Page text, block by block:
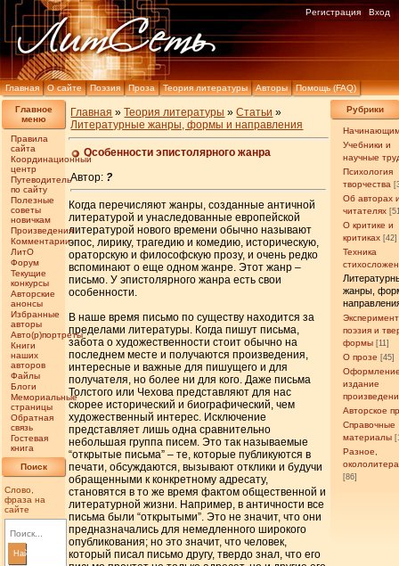
Главная О сайте Поэзия Проза Теория литературы Авторы Помощь (FAQ)
Регистрация Вход
Главное
меню
Правила
сайта
Координационный
центр
Путеводитель
по сайту
Полезные
советы
новичкам
Произведения
Комментарии
ЛитО
Форум
Текущие
конкурсы
Авторские
анонсы
Избранные
авторы
Авто(р)портреты
Книги
наших
авторов
Файлы
Блоги
Мемориальные
страницы
Обратная
связь
Гостевая
книга
Поиск
Слово,
фраза на
сайте
Найти
Рубрики
Учебники и
научные
Психология
творчества
Об авторах
читателях
О критике и
критиках [42]
Техника
жанры,
поэзия и
формы [11]
О прозе [45]
издание
Авторское
Справочные
материалы
Разное,
[86]
Главная »Теория литературы »Статьи »
Литературные жанры, формы и направления
Особенности эпистолярного жанра
Автор: ?
Когда перечисляют жанры, созданные античной
литературой и унаследованные европейской
литературой нового времени обычно называют
эпос, лирику, трагедию и комедию, историческую,
ораторскую и философскую прозу, и очень редко
вспоминают о еще одном жанре. Этот жанр –
письмо. У эпистолярного жанра есть свои
особенности.
В наше время письмо по существу находится за
пределами литературы. Когда пишут письма,
забота о художественности стоит обычно на
последнем месте и получаются произведения,
интересные и важные для пишущего и для
получателя, но более ни для кого. Даже письма
Толстого или Чехова представляют для нас
скорее исторический и биографический, чем
художественный интерес. Исключение
представляет лишь одна сравнительно
небольшая группа писем. Это так называемые
“открытые письма” – те, которые публикуются в
печати, обсуждаются, вызывают отклики и будучи
обращенными к конкретному адресату,
становятся в то же время фактом общественной и
литературной жизни. Например, в античности все
письма были “открытыми”. Это не значит, что они
предназначались для немедленного широкого
опубликования; но это значит, что человек,
который писал письмо другу, твердо знал, что его